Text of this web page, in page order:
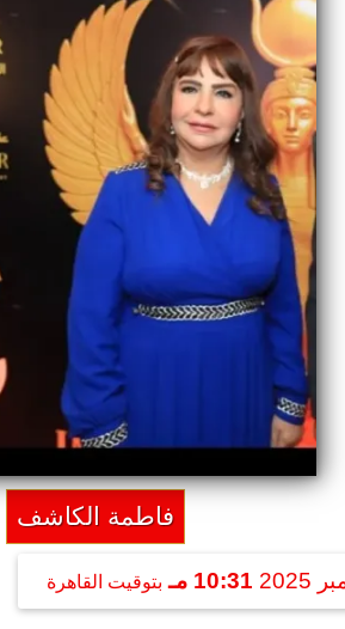
فاطمة الكاشف
10:31 مـ بتوقيت القاهرة